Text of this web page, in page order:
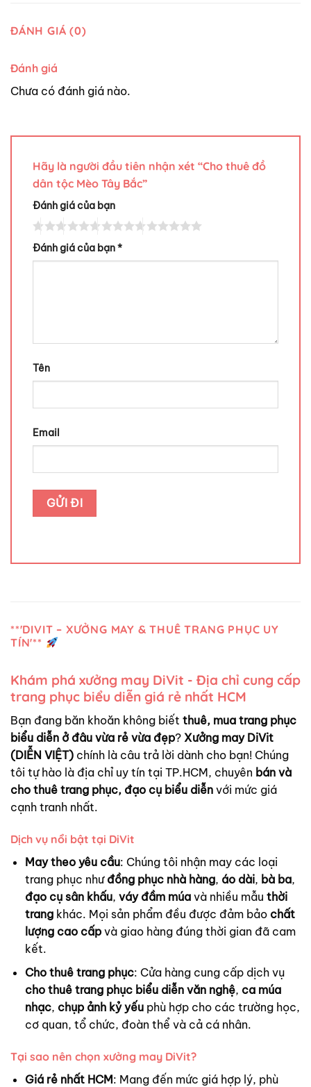
ĐÁNH GIÁ (0)
Đánh giá
Chưa có đánh giá nào.
Hãy là người đầu tiên nhận xét “Cho thuê đồ
dân tộc Mèo Tây Bắc”
Đánh giá của bạn
Đánh giá của bạn*
Tên
Email
**'DIVIT – XƯỞNG MAY & THUÊ TRANG PHỤC UY
TÍN'**
Khám phá xưởng may DiVit - Địa chỉ cung cấp
trang phục biểu diễn giá rẻ nhất HCM
Bạn đang băn khoăn không biết thuê, mua trang phục
biểu diễn ở đâu vừa rẻ vừa đẹp? Xưởng may DiVit
(DIỄN VIỆT) chính là câu trả lời dành cho bạn! Chúng
tôi tự hào là địa chỉ uy tín tại TP.HCM, chuyên bán và
cho thuê trang phục, đạo cụ biểu diễn với mức giá
cạnh tranh nhất.
Dịch vụ nổi bật tại DiVit
May theo yêu cầu: Chúng tôi nhận may các loại
trang phục như đồng phục nhà hàng, áo dài, bà ba,
đạo cụ sân khấu, váy đầm múavà nhiều mẫu thời
trangkhác. Mọi sản phẩm đều được đảm bảo chất
lượng cao cấpvà giao hàng đúng thời gian đã cam
kết.
Cho thuê trang phục: Cửa hàng cung cấp dịch vụ
cho thuê trang phục biểu diễn văn nghệ, ca múa
nhạc, chụp ảnh kỷ yếuphù hợp cho các trường học,
cơ quan, tổ chức, đoàn thể và cả cá nhân.
Tại sao nên chọn xưởng may DiVit?
Giá rẻ nhất HCM: Mang đến mức giá hợp lý, phù